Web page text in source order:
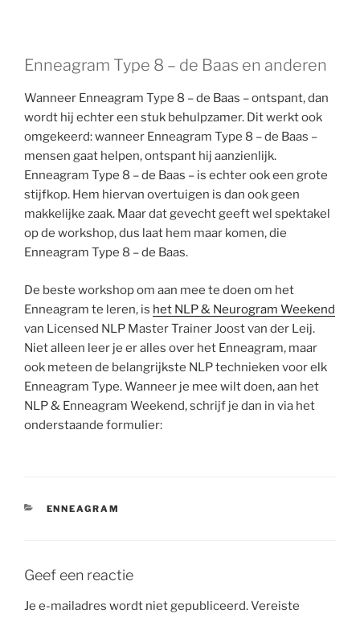
Enneagram Type 8 – de Baas en anderen
Wanneer Enneagram Type 8 – de Baas – ontspant, dan
wordt hij echter een stuk behulpzamer. Dit werkt ook
omgekeerd: wanneer Enneagram Type 8 – de Baas –
mensen gaat helpen, ontspant hij aanzienlijk.
Enneagram Type 8 – de Baas – is echter ook een grote
stijfkop. Hem hiervan overtuigen is dan ook geen
makkelijke zaak. Maar dat gevecht geeft wel spektakel
op de workshop, dus laat hem maar komen, die
Enneagram Type 8 – de Baas.
De beste workshop om aan mee te doen om het
Enneagram te leren, is het NLP & Neurogram Weekend
van Licensed NLP Master Trainer Joost van der Leij.
Niet alleen leer je er alles over het Enneagram, maar
ook meteen de belangrijkste NLP technieken voor elk
Enneagram Type. Wanneer je mee wilt doen, aan het
NLP & Enneagram Weekend, schrijf je dan in via het
onderstaande formulier:
CATEGORIEËN
ENNEAGRAM
Geef een reactie
Je e-mailadres wordt niet gepubliceerd.Vereiste